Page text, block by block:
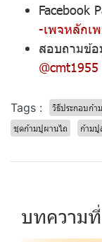
Facebook
-เพจหลักเพ
สอบถามข้อ
@cmt1955
Tags : วิธีประกอบก้า
ชุดก้ามปูผานไถ
ก้ามปู
บทความ